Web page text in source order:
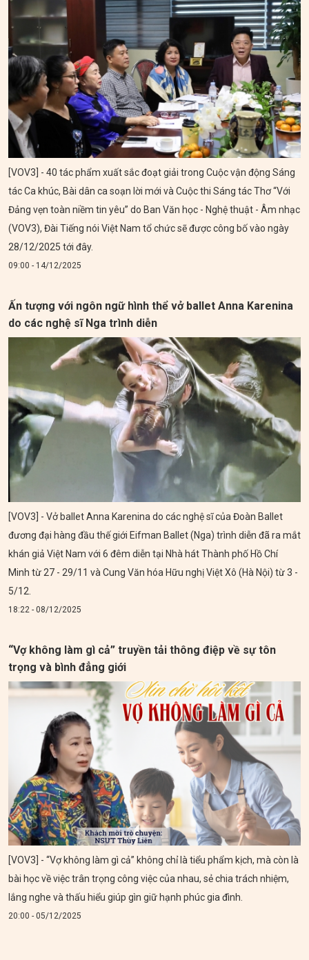
[VOV3] - 40 tác phẩm xuất sắc đoạt giải trong Cuộc vận động Sáng
tác Ca khúc, Bài dân ca soạn lời mới và Cuộc thi Sáng tác Thơ “Với
Đảng vẹn toàn niềm tin yêu” do Ban Văn học - Nghệ thuật - Âm nhạc
(VOV3), Đài Tiếng nói Việt Nam tổ chức sẽ được công bố vào ngày
28/12/2025 tới đây.
09:00 - 14/12/2025
Ấn tượng với ngôn ngữ hình thể vở ballet Anna Karenina
do các nghệ sĩ Nga trình diễn
[VOV3] - Vở ballet Anna Karenina do các nghệ sĩ của Đoàn Ballet
đương đại hàng đầu thế giới Eifman Ballet (Nga) trình diễn đã ra mắt
khán giả Việt Nam với 6 đêm diễn tại Nhà hát Thành phố Hồ Chí
Minh từ 27 - 29/11 và Cung Văn hóa Hữu nghị Việt Xô (Hà Nội) từ 3 -
5/12.
18:22 - 08/12/2025
“Vợ không làm gì cả” truyền tải thông điệp về sự tôn
trọng và bình đẳng giới
[VOV3] - “Vợ không làm gì cả” không chỉ là tiểu phẩm kịch, mà còn là
bài học về việc trân trọng công việc của nhau, sẻ chia trách nhiệm,
lắng nghe và thấu hiểu giúp gìn giữ hạnh phúc gia đình.
20:00 - 05/12/2025